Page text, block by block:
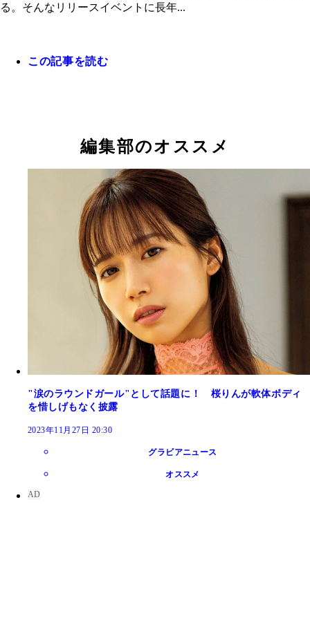
る。そんなリリースイベントに長年...
この記事を読む
編集部のオススメ
"涙のラウンドガール"として話題に！ 桜りんが軟体ボディ
を惜しげもなく披露
2023年11月27日 20:30
グラビアニュース
オススメ